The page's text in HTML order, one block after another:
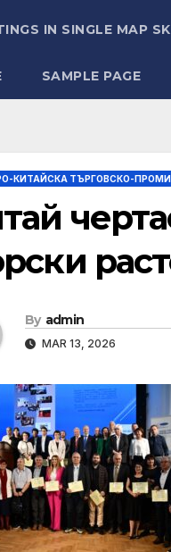
IN SINGLE MAP
SAMPLE PAGE
КИТАЙСКА ТЪРГОВСКО-
By admin
MAR 13, 2026